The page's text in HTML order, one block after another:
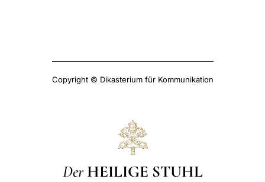
Copyright © Dikasterium für Kommunikation
Der HEILIGE STUHL